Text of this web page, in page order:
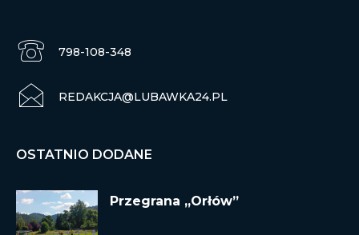
798-108-348
REDAKCJA@LUBAWKA24.PL
OSTATNIO DODANE
Przegrana „Orłów”